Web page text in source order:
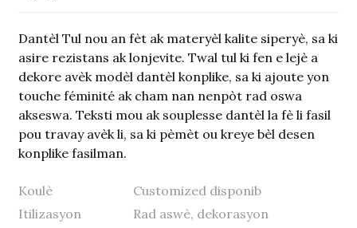
Dantèl Tul nou an fèt ak materyèl kalite siperyè, sa ki
asire rezistans ak lonjevite. Twal tul ki fen e lejè a
dekore avèk modèl dantèl konplike, sa ki ajoute yon
touche féminité ak cham nan nenpòt rad oswa
akseswa. Teksti mou ak souplesse dantèl la fè li fasil
pou travay avèk li, sa ki pèmèt ou kreye bèl desen
konplike fasilman.
Koulè
Customized disponib
Itilizasyon
Rad aswè, dekorasyon